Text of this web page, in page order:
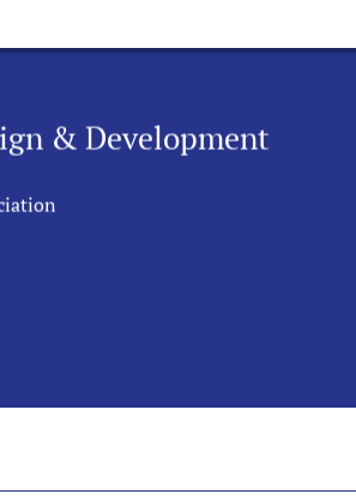
& Development